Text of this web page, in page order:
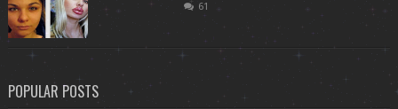
61
POPULAR POSTS